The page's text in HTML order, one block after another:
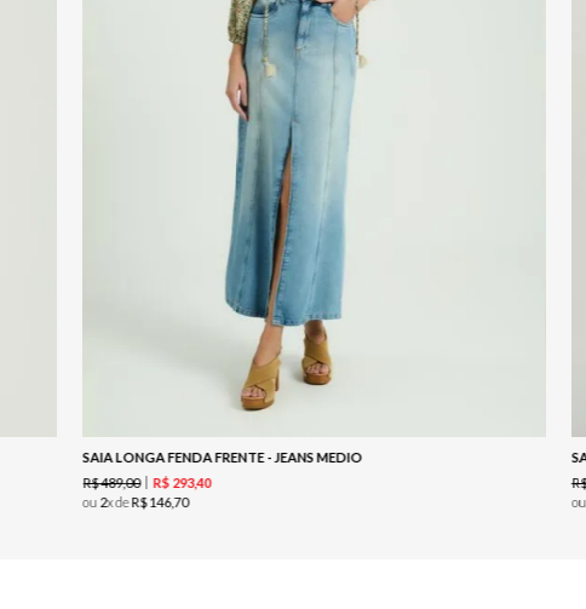
SAIA LONGA FENDA FRENTE - JEANS MEDIO
R$489,00 R$ 293,40
ou 2x deR$146,70
ou